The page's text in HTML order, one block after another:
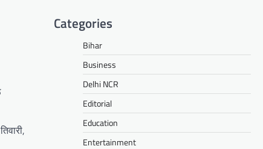
Categories
Bihar
Business
Delhi NCR
Editorial
Education
Entertainment